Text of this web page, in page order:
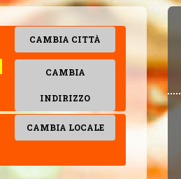
CAMBIA CITTÀ
CAMBIA
INDIRIZZO
CAMBIA LOCALE